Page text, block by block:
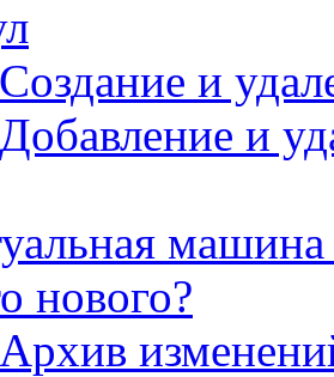
Создание и
Добавление и
нового?
Архив